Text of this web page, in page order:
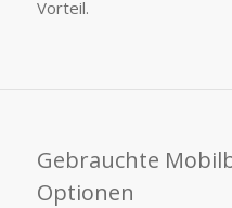
Vorteil.
Gebrauchte
Optionen